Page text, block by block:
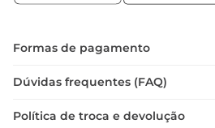
Formato: Prático e leve
Formas de pagamento
Dúvidas frequentes (FAQ)
Política de troca e devolução